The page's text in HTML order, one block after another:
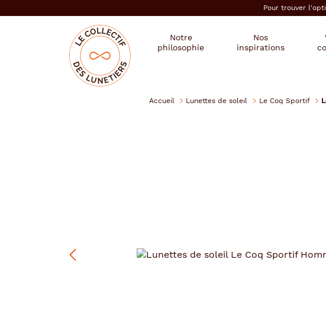
Pour trouver
Opticien
le
collectif
des
lunetiers
Notre
philosophie
Nos
inspirations
Accueil Lunettes de soleil Le Coq Sportif
Précédent